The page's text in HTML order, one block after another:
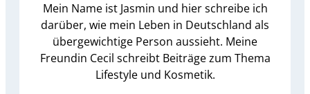
Mein Name ist Jasmin und hier schreibe ich
darüber, wie mein Leben in Deutschland als
übergewichtige Person aussieht. Meine
Freundin Cecil schreibt Beiträge zum Thema
Lifestyle und Kosmetik.